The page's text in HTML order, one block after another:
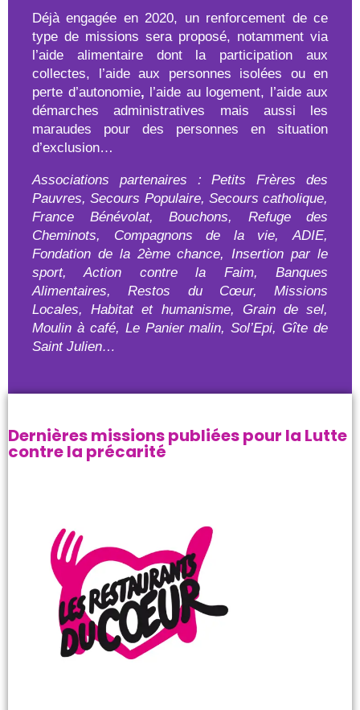
Déjà engagée en 2020, un renforcement de ce
type de missions sera proposé, notamment via
l’aide alimentaire dont la participation aux
collectes, l’aide aux personnes isolées ou en
perte d’autonomie, l’aide au logement, l’aide aux
démarches administratives mais aussi les
maraudes pour des personnes en situation
d’exclusion…
Associations partenaires : Petits Frères des
Pauvres, Secours Populaire, Secours catholique,
France Bénévolat, Bouchons, Refuge des
Cheminots, Compagnons de la vie, ADIE,
Fondation de la 2èmechance, Insertion par le
sport, Action contre la Faim, Banques
Alimentaires, Restos du Cœur, Missions
Locales, Habitat et humanisme, Grain de sel,
Moulin à café, Le Panier malin, Sol’Epi, Gîte de
Saint Julien…
Dernières missions publiées pour la Lutte
contre la précarité